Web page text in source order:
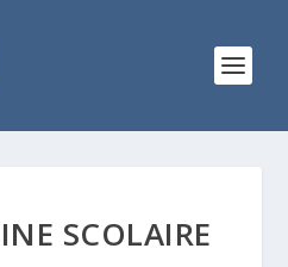
SCOLAIRE